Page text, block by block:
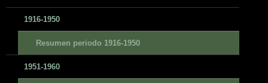
1916-1950
Resumen periodo 1916-1950
1951-1960